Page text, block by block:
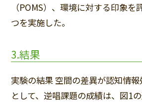
（POMS）、環境に対する印象
つを実施した。
3.結果
実験の結果 空間の差異が認知情
として、逆唱課題の成績は、図1